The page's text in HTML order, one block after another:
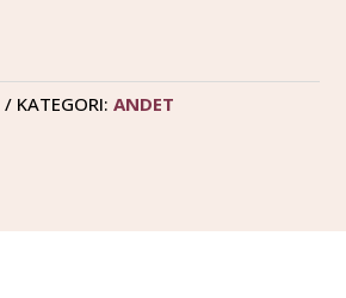
KATEGORI:ANDET